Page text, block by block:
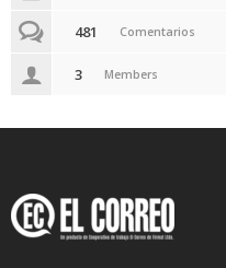
481 Comentarios
3 Members